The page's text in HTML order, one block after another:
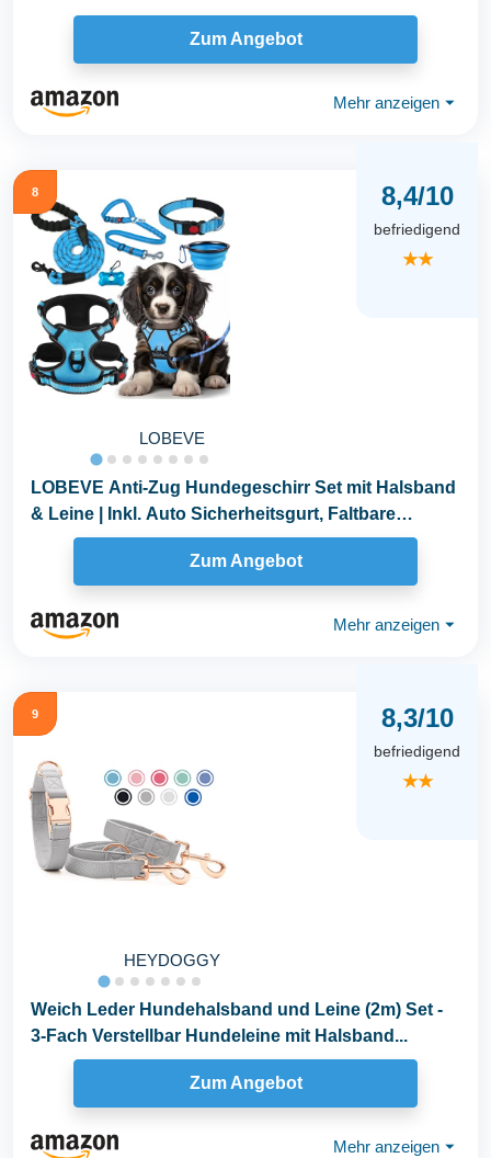
Zum Angebot
Mehr anzeigen ⏷
8
LOBEVE
8,4/10
befriedigend
★★
LOBEVE Anti-Zug Hundegeschirr Set mit Halsband
& Leine | Inkl. Auto Sicherheitsgurt, Faltbare
Näpfe...
Zum Angebot
Mehr anzeigen ⏷
9
HEYDOGGY
8,3/10
befriedigend
★★
Weich Leder Hundehalsband und Leine (2m) Set -
3-Fach Verstellbar Hundeleine mit Halsband...
Zum Angebot
Mehr anzeigen ⏷